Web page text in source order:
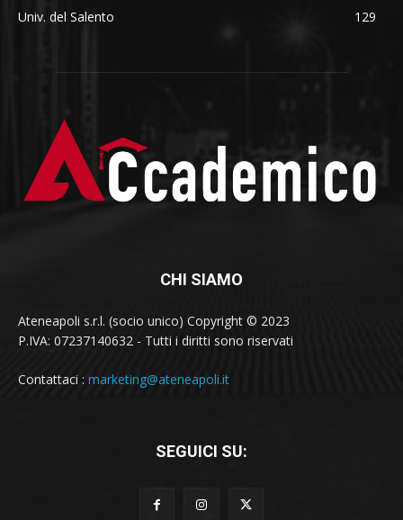
Univ. del Salento
129
CHI SIAMO
Ateneapoli s.r.l. (socio unico) Copyright © 2023
P.IVA: 07237140632 - Tutti i diritti sono riservati
Contattaci : marketing@ateneapoli.it
SEGUICI SU: